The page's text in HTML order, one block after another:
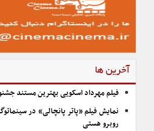
آخرین ها
فیلم مهرداد اسکویی بهترین مستند
نمایش فیلم «پاتر پانچالی» در
روبرو هستی